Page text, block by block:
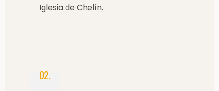
Iglesia de Chelín.
02.